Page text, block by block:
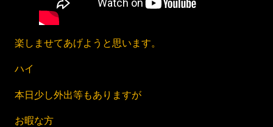
楽しませてあげようと思います。
ハイ
本日少し外出等もありますが
お暇な方